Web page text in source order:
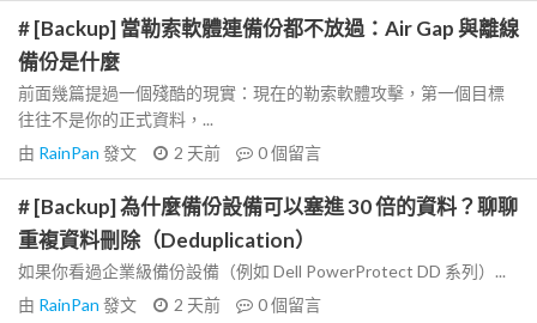
# [Backup] 當勒索軟體連備份都不放過：Air Gap 與離線
備份是什麼
前面幾篇提過一個殘酷的現實：現在的勒索軟體攻擊，第一個目標
往往不是你的正式資料，...
由 RainPan 發文 2 天前 0個留言
# [Backup] 為什麼備份設備可以塞進 30 倍的資料？聊聊
重複資料刪除（Deduplication）
如果你看過企業級備份設備（例如 Dell PowerProtect DD 系列）...
由 RainPan 發文 2 天前 0個留言